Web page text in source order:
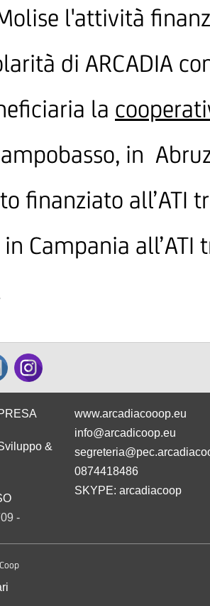
l'attività
di ARCADIA
la
in
finanziato all’ATI
Campania all’ATI
&
-
www.arcadiacooop.eu
info@arcadicoop.eu
0874418486
SKYPE: arcadiacoop